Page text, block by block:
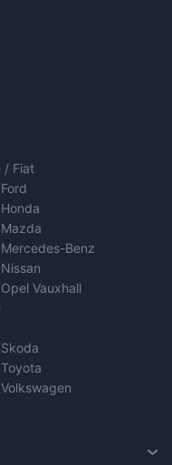
/ Fiat
Benz
Vauxhall